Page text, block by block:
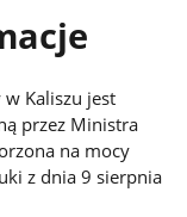
Kaliszu jest
przez Ministra
na mocy
z dnia 9 sierpnia